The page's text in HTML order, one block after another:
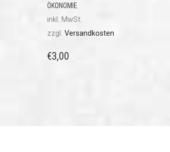
ÖKONOMIE
inkl. MwSt.
zzgl. Versandkosten
€3,00